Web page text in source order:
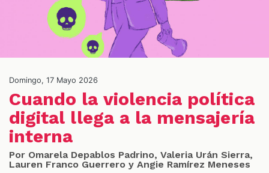
Domingo, 17 Mayo 2026
Cuando la violencia política
digital llega a la mensajería
interna
Por Omarela Depablos Padrino, Valeria Urán Sierra,
Lauren Franco Guerrero y Angie Ramírez Meneses